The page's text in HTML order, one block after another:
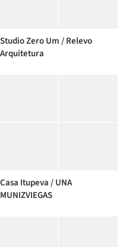
Studio Zero Um / Relevo
Arquitetura
Casa Itupeva / UNA
MUNIZVIEGAS